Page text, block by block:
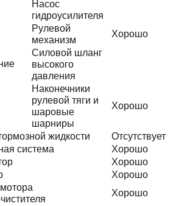
Насос
гидроусилителя
Рулевой
механизм
Хорошо
Силовой шланг
высокого
давления
Наконечники
рулевой тяги и
шаровые
шарниры
Хорошо
жидкости
Отсутствует
система
Хорошо
Хорошо
Хорошо
Хорошо